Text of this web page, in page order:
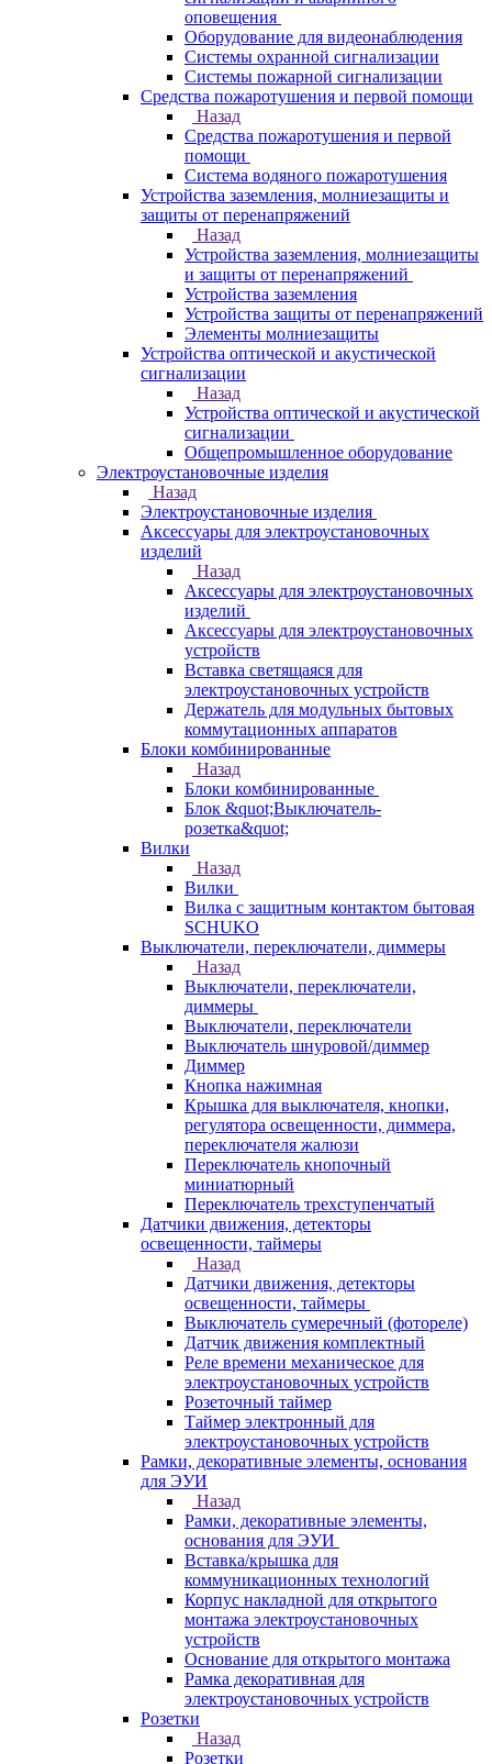
оповещения
Оборудование для видеонаблюдения
Системы охранной сигнализации
Системы пожарной сигнализации
Средства пожаротушения и первой помощи
Назад
Средства пожаротушения и первой
помощи
Система водяного пожаротушения
Устройства заземления, молниезащиты и
защиты от перенапряжений
Назад
Устройства заземления, молниезащиты
и защиты от перенапряжений
Устройства заземления
Устройства защиты от перенапряжений
Элементы молниезащиты
Устройства оптической и акустической
сигнализации
Назад
Устройства оптической и акустической
сигнализации
Общепромышленное оборудование
Электроустановочные изделия
Назад
Электроустановочные изделия
Аксессуары для электроустановочных
изделий
Назад
Аксессуары для электроустановочных
изделий
Аксессуары для электроустановочных
устройств
Вставка светящаяся для
электроустановочных устройств
Держатель для модульных бытовых
коммутационных аппаратов
Блоки комбинированные
Назад
Блоки комбинированные
Блок &quot;Выключатель-
розетка&quot;
Вилки
Назад
Вилки
Вилка с защитным контактом бытовая
SCHUKO
Выключатели, переключатели, диммеры
Назад
Выключатели, переключатели,
диммеры
Выключатели, переключатели
Выключатель шнуровой/диммер
Диммер
Кнопка нажимная
Крышка для выключателя, кнопки,
регулятора освещенности, диммера,
переключателя жалюзи
Переключатель кнопочный
миниатюрный
Переключатель трехступенчатый
Датчики движения, детекторы
освещенности, таймеры
Назад
Датчики движения, детекторы
освещенности, таймеры
Выключатель сумеречный (фотореле)
Датчик движения комплектный
Реле времени механическое для
электроустановочных устройств
Розеточный таймер
Таймер электронный для
электроустановочных устройств
Рамки, декоративные элементы, основания
для ЭУИ
Назад
Рамки, декоративные элементы,
основания для ЭУИ
Вставка/крышка для
коммуникационных технологий
Корпус накладной для открытого
монтажа электроустановочных
устройств
Основание для открытого монтажа
Рамка декоративная для
электроустановочных устройств
Розетки
Назад
Розетки